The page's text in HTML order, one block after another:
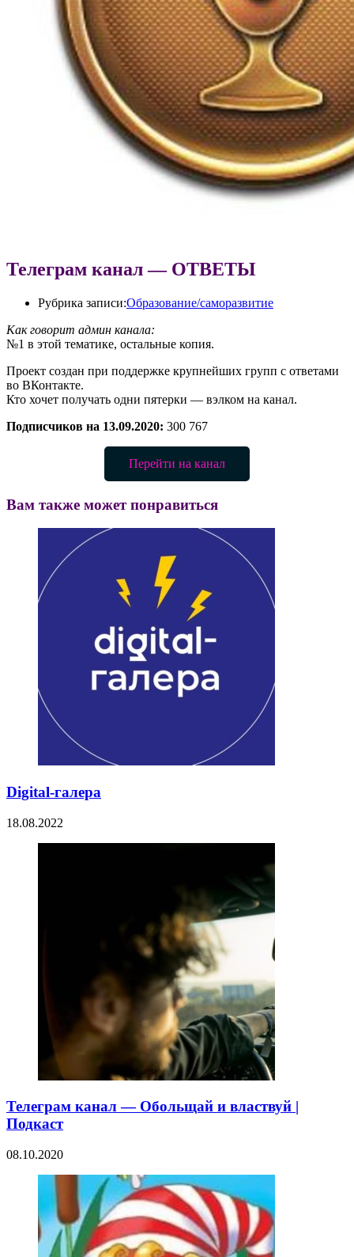
Телеграм канал — ОТВЕТЫ
Рубрика записи:Образование/саморазвитие
Как говорит админ канала:
№1 в этой тематике, остальные копия.
Проект создан при поддержке крупнейших групп с ответами
во ВКонтакте.
Кто хочет получать одни пятерки — вэлком на канал.
Подписчиков на 13.09.2020: 300 767
Перейти на канал
Вам также может понравиться
Digital-галера
18.08.2022
Телеграм канал — Обольщай и властвуй |
Подкаст
08.10.2020